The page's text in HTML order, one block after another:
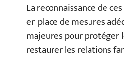
La reconnaissance de
en place de mesures
majeures pour protéger
restaurer les relations